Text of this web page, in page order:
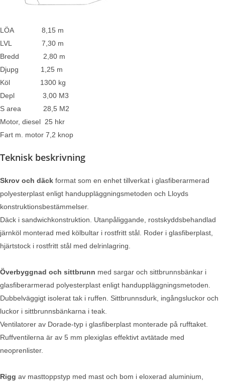
LÖA 8,15 m
LVL 7,30 m
Bredd 2,80 m
Djupg 1,25 m
Köl 1300 kg
Depl 3,00 M3
S area 28,5 M2
Motor, diesel 25 hkr
Fart m. motor 7,2 knop
Teknisk beskrivning
Skrov och däck format som en enhet tillverkat i glasfiberarmerad
polyesterplast enligt handuppläggningsmetoden och Lloyds
konstruktionsbestämmelser.
Däck i sandwichkonstruktion. Utanpåliggande, rostskyddsbehandlad
järnköl monterad med kölbultar i rostfritt stål. Roder i glasfiberplast,
hjärtstock i rostfritt stål med delrinlagring.
Överbyggnad och sittbrunn med sargar och sittbrunnsbänkar i
glasfiberarmerad polyesterplast enligt handuppläggningsmetoden.
Dubbelväggigt isolerat tak i ruffen. Sittbrunnsdurk, ingångsluckor och
luckor i sittbrunnsbänkarna i teak.
Ventilatorer av Dorade-typ i glasfiberplast monterade på rufftaket.
Ruffventilerna är av 5 mm plexiglas effektivt avtätade med
neoprenlister.
Rigg av masttoppstyp med mast och bom i eloxerad aluminium,